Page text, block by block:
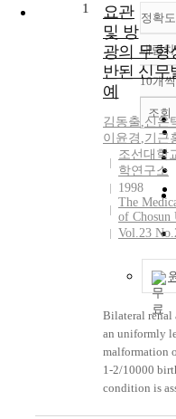
정확
내림
10개
조회
1
요관
및 방
광의 무형
반된 신무
예
김동출,신은
이윤경 ,기근
조선대학
학연구소
1998
The
of Chosun
Vol.23
Bilateral renal
an uniformly
malformation
1-2/10000
condition is